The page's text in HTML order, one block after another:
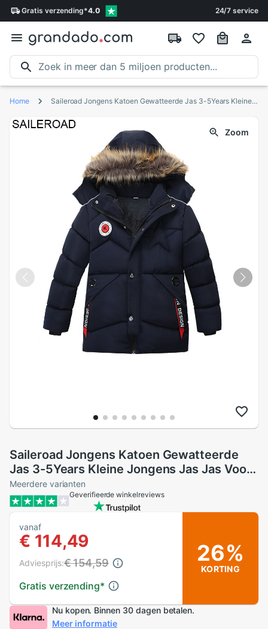
Gratis verzending*4.0 24/7 service
Home Saileroad Jongens Katoen Gewatteerde Jas 3-5Years Kleine Jongens Jas Jas Voor Fall Warme Kinderkleding Bovenkleding Kleding
Zoom
Saileroad Jongens Katoen Gewatteerde
Jas 3-5Years Kleine Jongens Jas Jas Voor
Fall Warme Kinderkleding Bovenkleding
Kleding
Meerdere varianten
Geverifieerde winkelreviews
vanaf
€ 114,49
Gratis verzending*
Adviesprijs:€ 154,59 26%
KORTING
Nu kopen. Binnen 30 dagen betalen.
Meer informatie